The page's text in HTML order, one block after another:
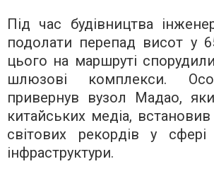
Під час будівництва
подолати перепад висот у
цього на маршруті
шлюзові комплекси.
привернув вузол Мадао,
китайських медіа, встановив
світових рекордів у сфері
інфраструктури.